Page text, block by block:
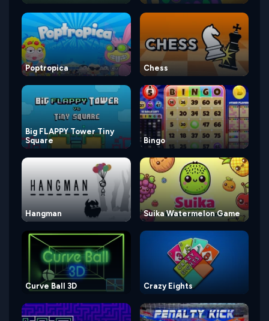
Poptropica Chess
Big FLAPPY Tower Tiny
Square
Bingo
Hangman Suika Watermelon Game
Curve Ball 3D Crazy Eights